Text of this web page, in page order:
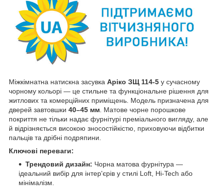
Міжкімнатна натискна засувка Аріко ЗЩ 114-5 у сучасному
чорному кольорі — це стильне та функціональне рішення для
житлових та комерційних приміщень. Модель призначена для
дверей завтовшки 40–45 мм . Матове чорне порошкове
покриття не тільки надає фурнітурі преміального вигляду, але
й відрізняється високою зносостійкістю, приховуючи відбитки
пальців та дрібні подряпини.
Ключові переваги:
Трендовий дизайн: Чорна матова фурнітура —
ідеальний вибір для інтер'єрів у стилі Loft, Hi-Tech або
мінімалізм.